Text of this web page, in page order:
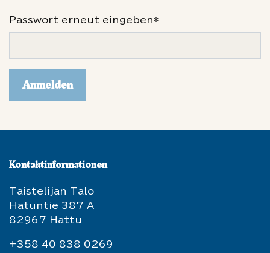
Passwort erneut eingeben*
Anmelden
Kontaktinformationen
Taistelijan Talo
Hatuntie 387 A
82967 Hattu
+358 40 838 0269